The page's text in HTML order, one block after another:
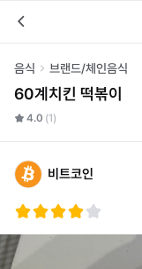
음식 브랜드/체인음식
60계치킨 떡볶이
4.0 (1)
비트코인